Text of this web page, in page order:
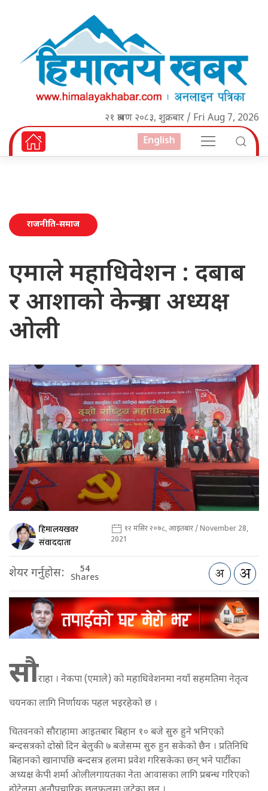
२१ श्रावण २०८३, शुक्रबार / Fri Aug 7, 2026
English
राजनीति-समाज
एमाले महाधिवेशन : दबाब
र आशाको केन्द्रमा अध्यक्ष
ओली
हिमालयखवर
संवाददाता
१२ मंसिर २०७८, आइतबार / November 28,
2021
शेयर गर्नुहोस: 54
Shares
सौराहा । नेकपा (एमाले) को महाधिवेशनमा नयाँ सहमतिमा नेतृत्व
चयनका लागि निर्णायक पहल भइरहेको छ ।
चितवनको सौराहामा आइतबार बिहान १० बजे सुरु हुने भनिएको
बन्दसत्रको दोस्रो दिन बेलुकी ७ बजेसम्म सुरु हुन सकेको छैन । प्रतिनिधि
बिहानको खानापछि बन्दसत्र हलमा प्रवेश गरिसकेका छन् भने पार्टीका
अध्यक्ष केपी शर्मा ओलीलगायतका नेता आवासका लागि प्रबन्ध गरिएको